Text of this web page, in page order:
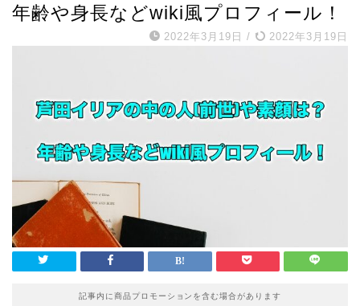
年齢や身長などwiki風プロフィール！
2022年3月19日 / 2022年3月19日
記事内に商品プロモーションを含む場合があります